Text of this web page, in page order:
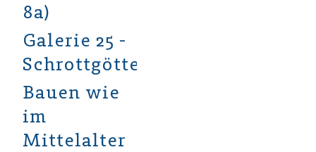
8a)
Galerie 25 -
Schrottgötter
Bauen wie
im
Mittelalter